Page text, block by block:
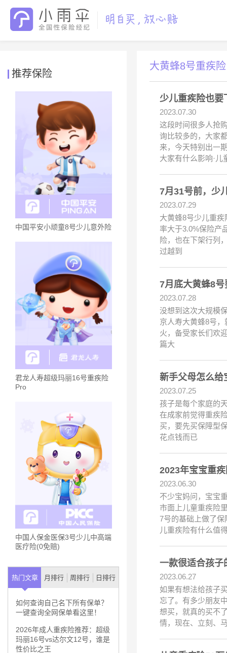
推荐保险
中国平安小顽童8号少儿意外险
君龙人寿超级玛丽16号重疾险
Pro
中国人保金医保3号少儿中高端
医疗险(0免赔)
热门文章 月排行 周排行 日排行
如何查询自己名下所有保单？
一键查询全网保单看这里！
2026年成人重疾险推荐：超级
玛丽16号vs达尔文12号，谁是
性价比之王
大黄蜂8号重疾险
少儿重疾险也要
2023.07.30
这段时间很多人抢
询比较多的，大家
来，今天特别出一
大家有什么影响·儿
7月31号前，少
2023.07.29
大黄蜂8号少儿重
率大于3.0%保险产
险，也在下架行列
过越到
7月底大黄蜂8
2023.07.28
没想到这次大规模
京人寿大黄蜂8号
火，备受家长们欢
篇大
新手父母怎么给
2023.07.25
孩子是每个家庭的
在成家前觉得重疾
买，要先买保障型
花点钱而已
2023年宝宝重
2023.06.30
不少宝妈问，宝宝
市面上儿童重疾险
7号的基础上做了
儿重疾险有什么值
一款很适合孩子
2023.06.27
如果有想法给孩子
忘了。有多少朋友
想买，就真的买不
情，现在、立刻、